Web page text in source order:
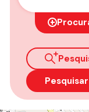
Pesquisar